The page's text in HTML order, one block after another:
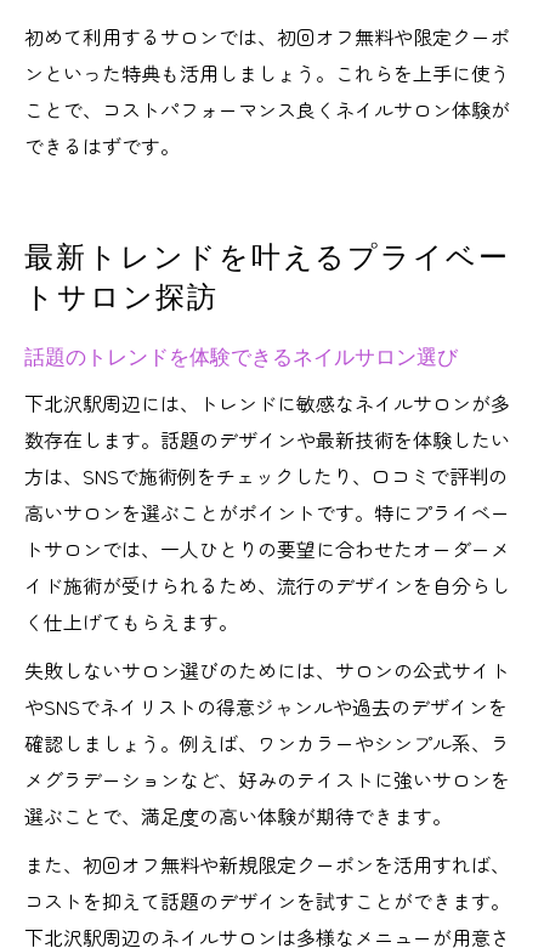
初めて利用するサロンでは、初回オフ無料や限定クーポ
ンといった特典も活用しましょう。これらを上手に使う
ことで、コストパフォーマンス良くネイルサロン体験が
できるはずです。
最新トレンドを叶えるプライベー
トサロン探訪
話題のトレンドを体験できるネイルサロン選び
下北沢駅周辺には、トレンドに敏感なネイルサロンが多
数存在します。話題のデザインや最新技術を体験したい
方は、SNSで施術例をチェックしたり、口コミで評判の
高いサロンを選ぶことがポイントです。特にプライベー
トサロンでは、一人ひとりの要望に合わせたオーダーメ
イド施術が受けられるため、流行のデザインを自分らし
く仕上げてもらえます。
失敗しないサロン選びのためには、サロンの公式サイト
やSNSでネイリストの得意ジャンルや過去のデザインを
確認しましょう。例えば、ワンカラーやシンプル系、ラ
メグラデーションなど、好みのテイストに強いサロンを
選ぶことで、満足度の高い体験が期待できます。
また、初回オフ無料や新規限定クーポンを活用すれば、
コストを抑えて話題のデザインを試すことができます。
下北沢駅周辺のネイルサロンは多様なメニューが用意さ